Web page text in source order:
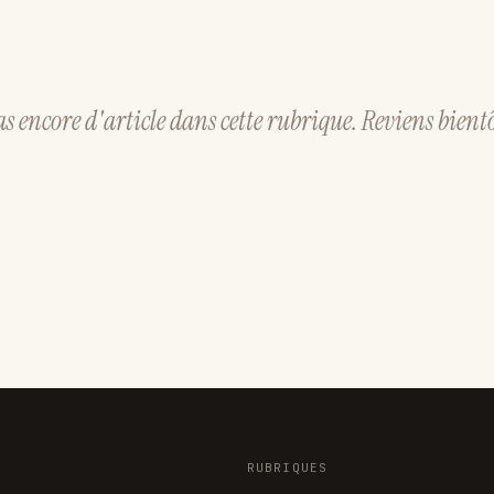
encore d'article dans cette rubrique. Reviens
RUBRIQUES